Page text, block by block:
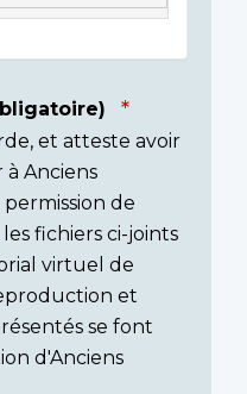
et atteste avoir
Anciens
de
fichiers ci-joints
virtuel de
et
se font
d'Anciens